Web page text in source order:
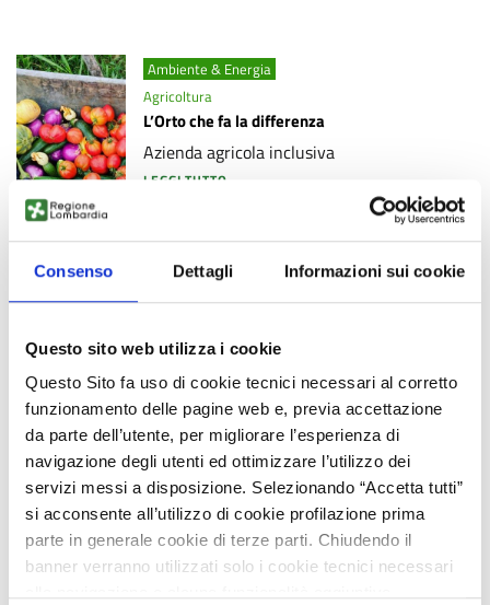
Consenso Dettagli Informazioni sui cookie
Questo sito web utilizza i cookie
Questo Sito fa uso di cookie tecnici necessari al corretto
funzionamento delle pagine web e, previa accettazione
da parte dell’utente, per migliorare l’esperienza di
navigazione degli utenti ed ottimizzare l’utilizzo dei
servizi messi a disposizione. Selezionando “Accetta tutti”
si acconsente all’utilizzo di cookie profilazione prima
parte in generale cookie di terze parti. Chiudendo il
banner verranno utilizzati solo i cookie tecnici necessari
Ambiente & Energia
Agricoltura
L’Orto che fa la differenza
Azienda agricola inclusiva
LEGGI TUTTO
Salute
Le piccole case
Centro per bambini con disturbo dello
spettro autistico
LEGGI TUTTO